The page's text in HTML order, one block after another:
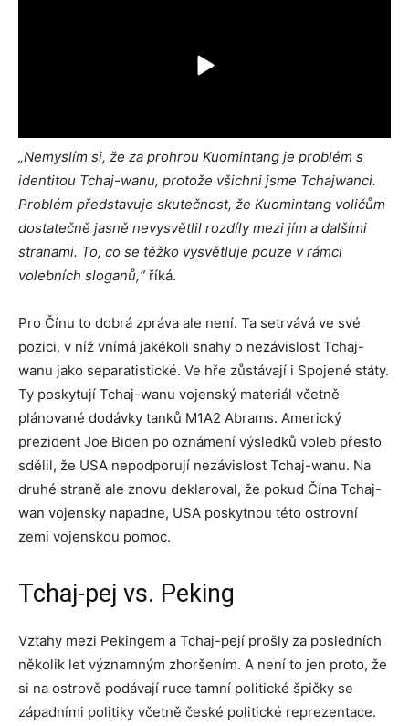
„Nemyslím si, že za prohrou Kuomintang je problém s
identitou Tchaj-wanu, protože všichni jsme Tchajwanci.
Problém představuje skutečnost, že Kuomintang voličům
dostatečně jasně nevysvětlil rozdíly mezi jím a dalšími
stranami. To, co se těžko vysvětluje pouze v rámci
volebních sloganů,“říká.
Pro Čínu to dobrá zpráva ale není. Ta setrvává ve své
pozici, v níž vnímá jakékoli snahy o nezávislost Tchaj-
wanu jako separatistické. Ve hře zůstávají i Spojené státy.
Ty poskytují Tchaj-wanu vojenský materiál včetně
plánované dodávky tanků M1A2 Abrams. Americký
prezident Joe Biden po oznámení výsledků voleb přesto
sdělil, že USA nepodporují nezávislost Tchaj-wanu. Na
druhé straně ale znovu deklaroval, že pokud Čína Tchaj-
wan vojensky napadne, USA poskytnou této ostrovní
zemi vojenskou pomoc.
Tchaj-pej vs. Peking
Vztahy mezi Pekingem a Tchaj-pejí prošly za posledních
několik let významným zhoršením. A není to jen proto, že
si na ostrově podávají ruce tamní politické špičky se
západními politiky včetně české politické reprezentace.